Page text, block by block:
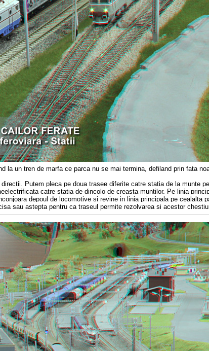
la un tren de marfa ce parca nu se mai termina, defiland prin fata
Putem pleca pe doua trasee diferite catre statia de la munte
catre statia de dincolo de creasta muntilor. Pe linia
depoul de locomotive si revine in linia principala pe cealalta
sau astepta pentru ca traseul permite rezolvarea si acestor